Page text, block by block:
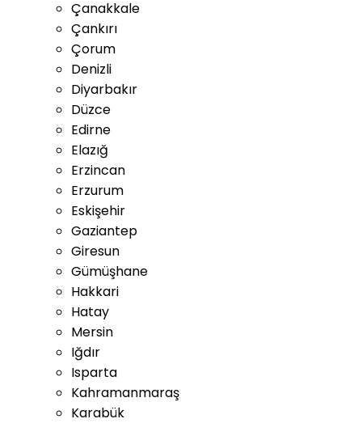
Çanakkale
Çankırı
Çorum
Denizli
Diyarbakır
Düzce
Edirne
Elazığ
Erzincan
Erzurum
Eskişehir
Gaziantep
Giresun
Gümüşhane
Hakkari
Hatay
Mersin
Iğdır
Isparta
Kahramanmaraş
Karabük